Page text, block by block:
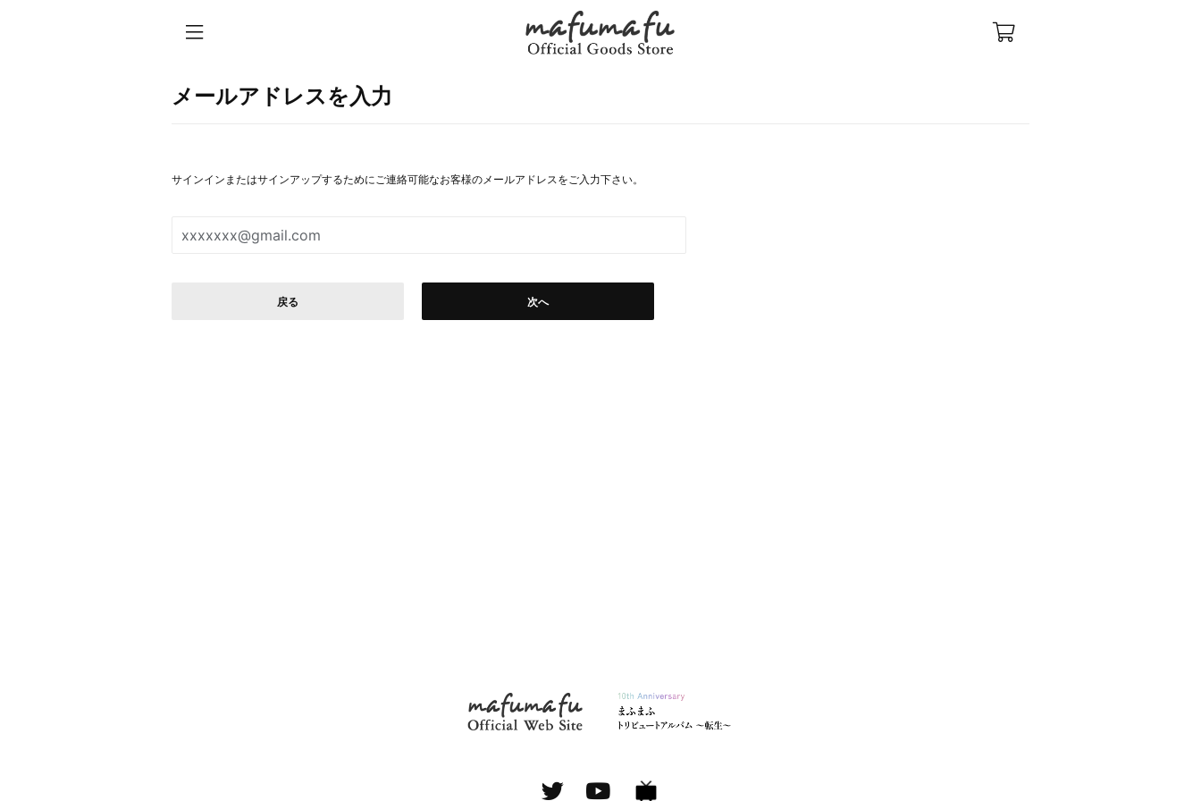
メールアドレスを入力
サインインまたはサインアップするためにご連絡可能なお客様のメールアドレスをご入力下さい。
次へ
戻る